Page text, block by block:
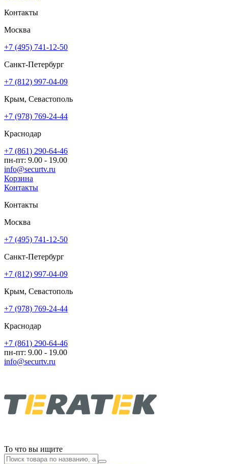
Контакты
Москва
+7 (495) 741-12-50
Санкт-Петербург
+7 (812) 997-04-09
Крым, Севастополь
+7 (978) 769-24-44
Краснодар
+7 (861) 290-64-46
пн-пт: 9.00 - 19.00
info@securtv.ru
Корзина
Контакты
Контакты
Москва
+7 (495) 741-12-50
Санкт-Петербург
+7 (812) 997-04-09
Крым, Севастополь
+7 (978) 769-24-44
Краснодар
+7 (861) 290-64-46
пн-пт: 9.00 - 19.00
info@securtv.ru
То что вы ищите